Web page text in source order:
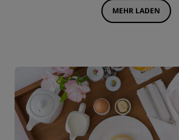
MEHR LADEN